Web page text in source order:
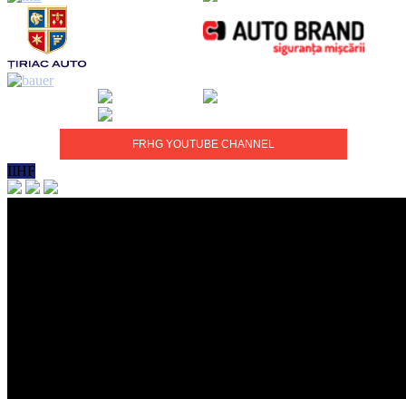
FRHG YOUTUBE CHANNEL
IIHF